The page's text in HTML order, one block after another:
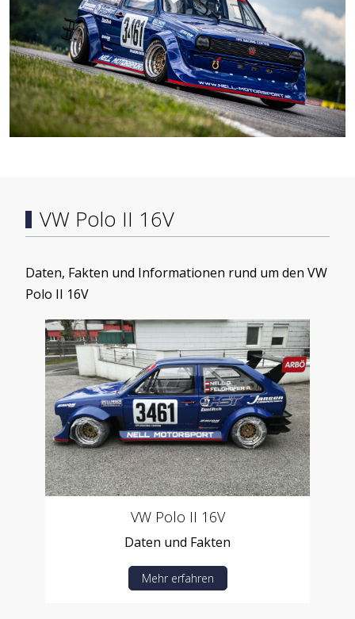
VW Polo II 16V
Daten, Fakten und Informationen rund um den VW
Polo II 16V
VW Polo II 16V
Daten und Fakten
Mehr erfahren